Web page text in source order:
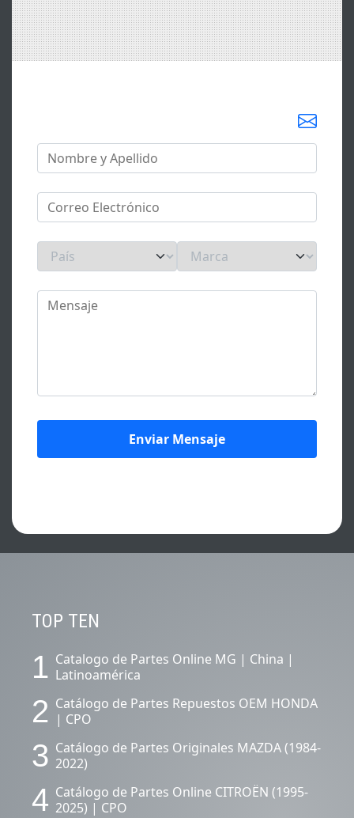
TOP TEN
1 Catalogo de Partes Online MG | China |
Latinoamérica
2 Catálogo de Partes Repuestos OEM HONDA
| CPO
3 Catálogo de Partes Originales MAZDA (1984-
2022)
4 Catálogo de Partes Online CITROËN (1995-
2025) | CPO